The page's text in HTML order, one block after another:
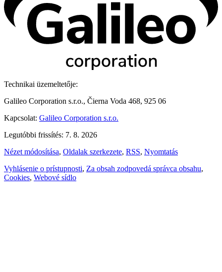
Technikai üzemeltetője:
Galileo Corporation s.r.o., Čierna Voda 468, 925 06
Kapcsolat: Galileo Corporation s.r.o.
Legutóbbi frissítés: 7. 8. 2026
Nézet módosítása, Oldalak szerkezete, RSS, Nyomtatás
Vyhlásenie o prístupnosti, Za obsah zodpovedá správca obsahu,
Cookies, Webové sídlo